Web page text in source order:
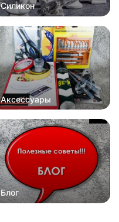
Силикон
Аксессуары
Блог